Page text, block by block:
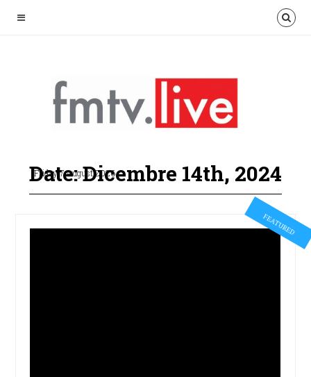
Friday 7 August 2026
Date: Dicembre 14th, 2024
FEATURED